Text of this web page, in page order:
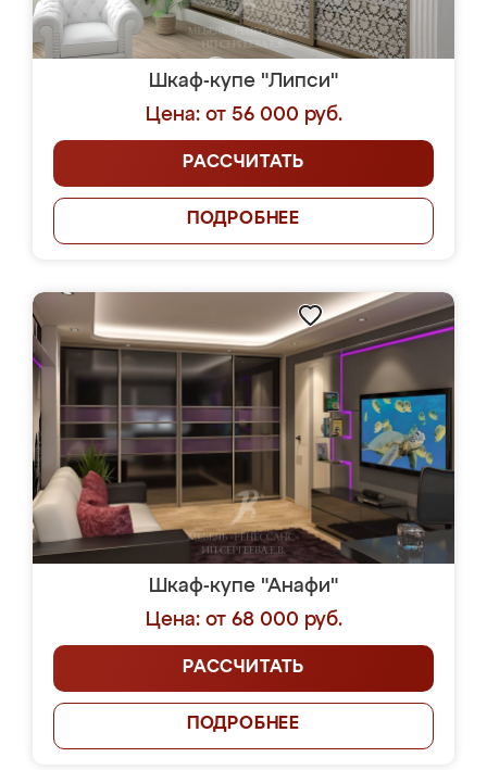
Шкаф-купе "Липси"
Цена: от 56 000 руб.
РАССЧИТАТЬ
ПОДРОБНЕЕ
Шкаф-купе "Анафи"
Цена: от 68 000 руб.
РАССЧИТАТЬ
ПОДРОБНЕЕ